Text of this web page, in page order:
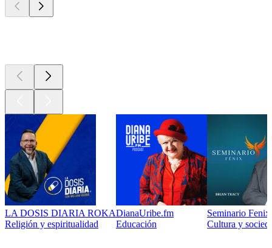
LA DOSIS DIARIA ROKA
Religión y espiritualidad
DianaUribe.fm
Educación
Seminario
Cultura y